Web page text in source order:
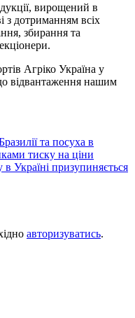
вирощений в
з дотриманням всіх
збирання та
Агріко Україна у
відвантаження нашим
та посуха в
тиску на ціни
Україні призупиняється
авторизуватись.